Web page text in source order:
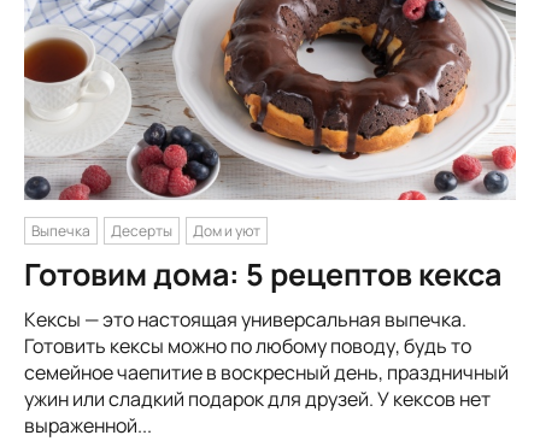
Выпечка Десерты Дом и уют
Готовим дома: 5 рецептов кекса
Кексы — это настоящая универсальная выпечка.
Готовить кексы можно по любому поводу, будь то
семейное чаепитие в воскресный день, праздничный
ужин или сладкий подарок для друзей. У кексов нет
выраженной...